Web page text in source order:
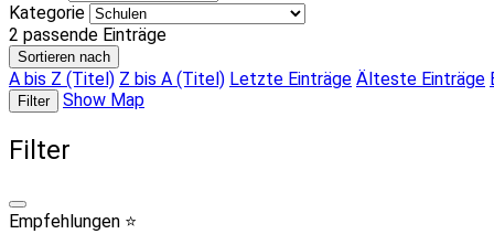
Kategorie
2 passende Einträge
Sortieren nach
A bis Z (Titel) Z bis A (Titel) Letzte Einträge Älteste Einträge
Filter Show Map
Filter
Empfehlungen ⭐